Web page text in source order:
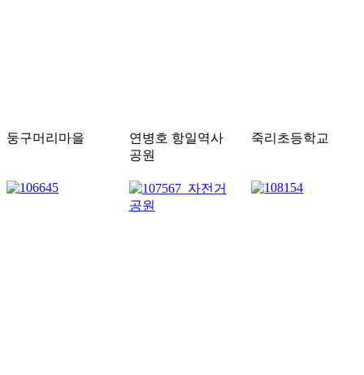
둥구머리마을
연병호 항일역사
공원
죽리초등학교